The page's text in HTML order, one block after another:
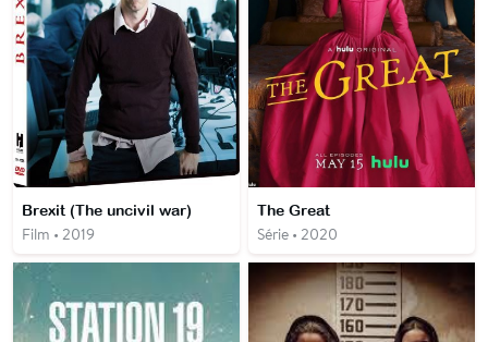
Brexit (The uncivil war)
Film • 2019
The Great
Série • 2020